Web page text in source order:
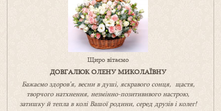
Щиро вітаємо
ДОВГАЛЮК ОЛЕНУ МИКОЛАЇВНУ
Бажаємо здоров’я, весни в душі, яскравого сонця, щастя,
творчого натхнення, незмінно-позитивнвого настрою,
затишкуйтепла в коліВашоїродини, серед друзів і колег!